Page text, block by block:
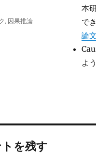
本
で
論文
よ
, 因果推論
を残す